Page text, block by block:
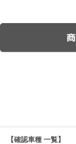
【確認車種 一覧】